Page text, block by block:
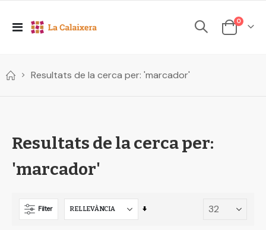
Toggle
Cesta
0elements
Resultats de la cerca per: 'marcador'
Resultats de la cerca per:
'marcador'
Filter
Set